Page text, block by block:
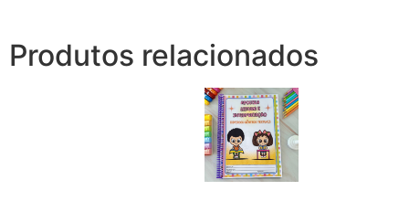
Produtos relacionados